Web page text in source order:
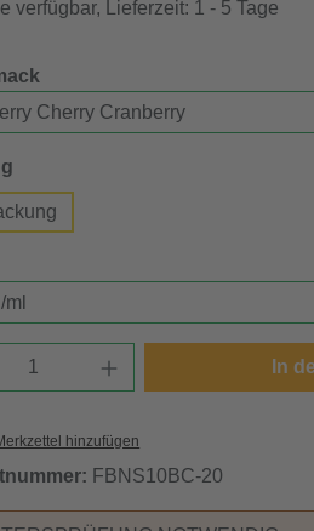
verfügbar, Lieferzeit: 1 - 5 Tage
Anzahl: Gib den In
hinzufügen
FBNS10BC-20